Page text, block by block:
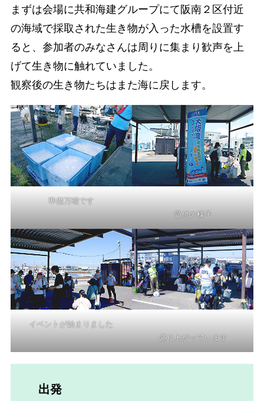
まずは会場に共和海建グループにて阪南２区付近
の海域で採取された生き物が入った水槽を設置す
ると、参加者のみなさんは周りに集まり歓声を上
げて生き物に触れていました。
観察後の生き物たちはまた海に戻します。
準備万端です
受付の様子
イベントが始まりました
盛り上がっています
出発